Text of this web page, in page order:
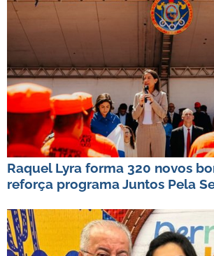
Raquel Lyra forma 320 novos
reforça programa Juntos Pela